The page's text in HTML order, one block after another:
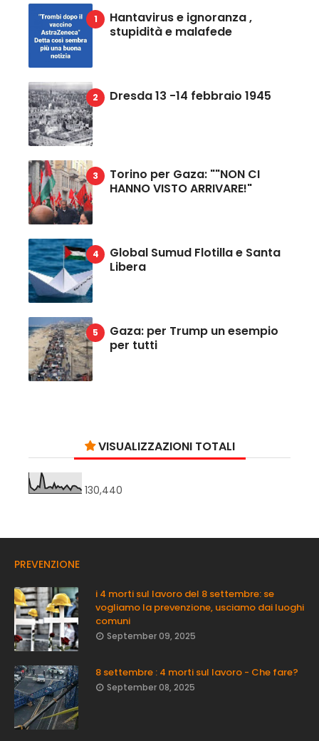
Hantavirus e ignoranza ,
stupidità e malafede
Dresda 13 -14 febbraio 1945
Torino per Gaza: ""NON CI
HANNO VISTO ARRIVARE!"
Global Sumud Flotilla e Santa
Libera
Gaza: per Trump un esempio
per tutti
VISUALIZZAZIONI TOTALI
130,440
PREVENZIONE
i 4 morti sul lavoro del 8 settembre: se
vogliamo la prevenzione, usciamo dai luoghi
comuni
September 09, 2025
8 settembre : 4 morti sul lavoro - Che fare?
September 08, 2025